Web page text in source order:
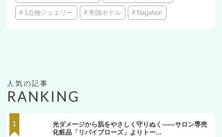
1点物ジュエリー 帝国ホテル Nagahori
RANKING
光ダメージから肌をやさしく守りぬく――サロン専売
化粧品「リバイブローズ」よりトー...